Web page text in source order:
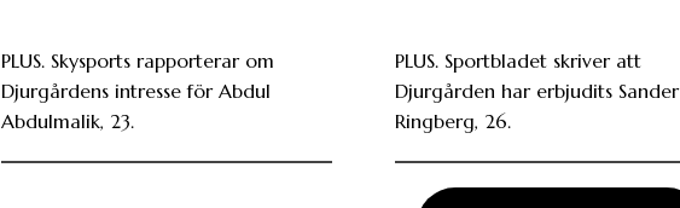
PLUS. Skysports rapporterar om
Djurgårdens intresse för Abdul
Abdulmalik, 23.
PLUS. Sportbladet skriver att
Djurgården har erbjudits Sander
Ringberg, 26.